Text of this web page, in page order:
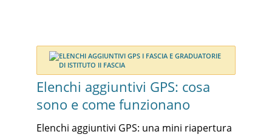
Elenchi aggiuntivi GPS: cosa
sono e come funzionano
Elenchi aggiuntivi GPS: una mini riapertura